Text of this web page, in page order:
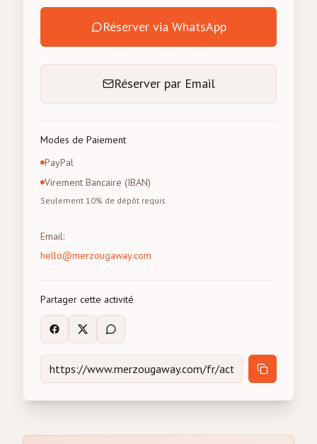
Réserver via WhatsApp
Réserver par Email
Modes de Paiement
PayPal
Virement Bancaire (IBAN)
Seulement 10% de dépôt requis
Email:
hello@merzougaway.com
Partager cette activité